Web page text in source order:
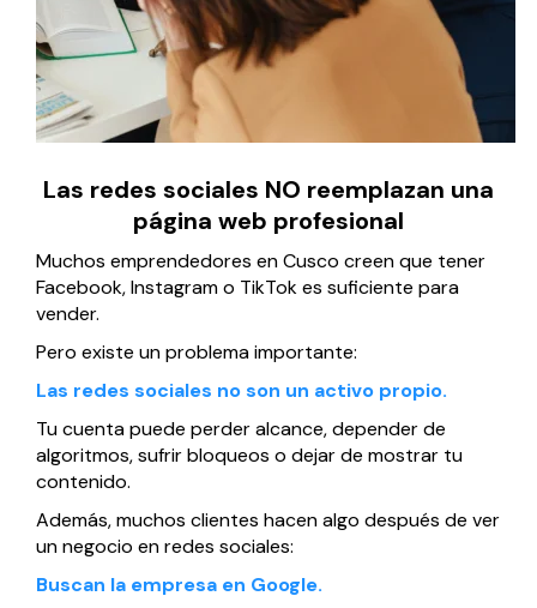
Las redes sociales NO reemplazan una
página web profesional
Muchos emprendedores en Cusco creen que tener
Facebook, Instagram o TikTok es suficiente para
vender.
Pero existe un problema importante:
Las redes sociales no son un activo propio.
Tu cuenta puede perder alcance, depender de
algoritmos, sufrir bloqueos o dejar de mostrar tu
contenido.
Además, muchos clientes hacen algo después de ver
un negocio en redes sociales:
Buscan la empresa en Google.